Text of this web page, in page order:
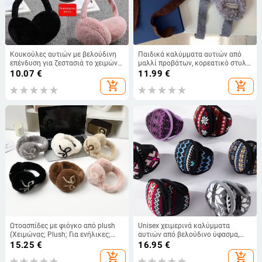
Κουκούλες αυτιών με βελούδινη
επένδυση για ζεστασιά το χειμώνα,
πτυσσόμενες, ελαστική εφαρμογή,
10.07 €
add_shopping_cart
Παιδικά καλύμματα αυτιών από
μαλλί προβάτων, κορεατικό στυλ,
για φθινοπωρο-χειμώνα, unisex,
11.99 €
add_shopping_cart
Ωτοασπίδες με φιόγκο από plush
(Χειμώνας; Plush; Για ενήλικες;
Θερμές; 2024)
15.25 €
add_shopping_cart
Unisex χειμερινά καλύμματα
αυτιών από βελούδινο ύφασμα,
καρό σχέδιο, εξωτερική χρήση
16.95 €
add_shopping_cart